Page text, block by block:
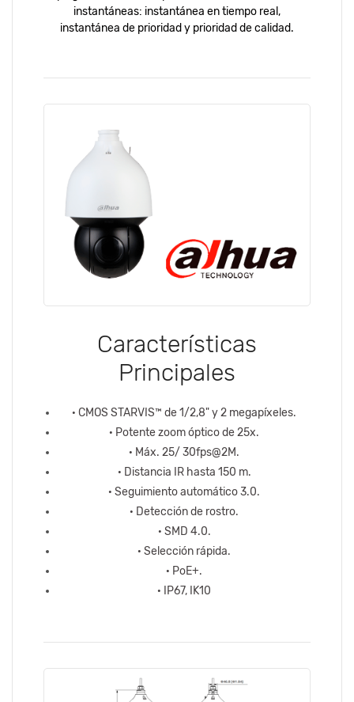
instantáneas: instantánea en tiempo real,
instantánea de prioridad y prioridad de calidad.
Características
Principales
· CMOS STARVIS™ de 1/2,8" y 2 megapíxeles.
· Potente zoom óptico de 25x.
· Máx. 25/ 30fps@2M.
· Distancia IR hasta 150 m.
· Seguimiento automático 3.0.
· Detección de rostro.
· SMD 4.0.
· Selección rápida.
· PoE+.
· IP67, IK10